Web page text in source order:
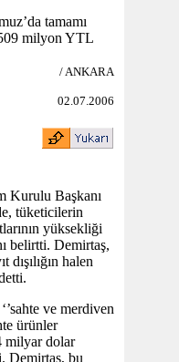
tamamı
milyon YTL
/ ANKARA
02.07.2006
Kurulu Başkanı
tüketicilerin
yüksekliği
belirtti. Demirtaş,
halen
ve merdiven
ürünler
milyar dolar
Demirtaş, bu